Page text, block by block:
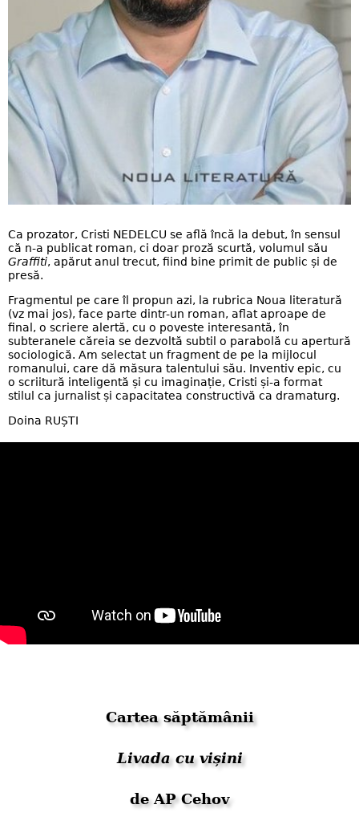
Ca prozator, Cristi NEDELCU se află încă la debut, în sensul
că n-a publicat roman, ci doar proză scurtă, volumul său
Graffiti, apărut anul trecut, fiind bine primit de public și de
presă.
Fragmentul pe care îl propun azi, la rubrica Noua literatură
(vz mai jos), face parte dintr-un roman, aflat aproape de
final, o scriere alertă, cu o poveste interesantă, în
subteranele căreia se dezvoltă subtil o parabolă cu apertură
sociologică. Am selectat un fragment de pe la mijlocul
romanului, care dă măsura talentului său. Inventiv epic, cu
o scriitură inteligentă și cu imaginație, Cristi și-a format
stilul ca jurnalist și capacitatea constructivă ca dramaturg.
Doina RUȘTI
Cartea săptămânii
Livada cu vișini
de AP Cehov